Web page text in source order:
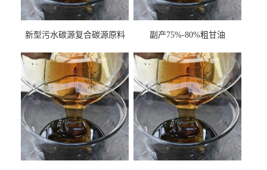
新型污水碳源复合碳源原料
副产75%-80%粗甘油